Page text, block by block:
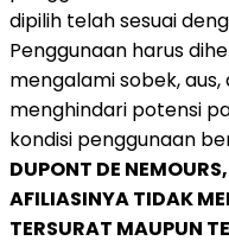
dipilih telah sesuai
Penggunaan harus
mengalami sobek,
menghindari potensi
kondisi penggunaan
DUPONT DE
AFILIASINYA TIDAK
TERSURAT MAUPUN